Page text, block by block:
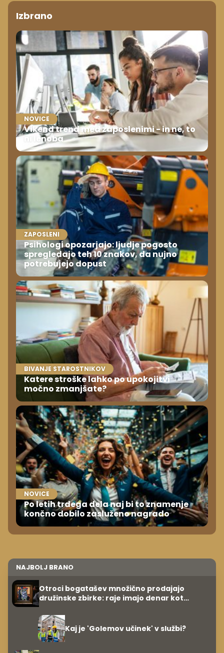
Izbrano
NOVICE
Vikend trend med zaposlenimi - in ne, to
ni lenoba
ZAPOSLENI
Psihologi opozarjajo: ljudje pogosto
spregledajo teh 10 znakov, da nujno
potrebujejo dopust
BIVANJE STAROSTNIKOV
Katere stroške lahko po upokojitvi
močno zmanjšate?
NOVICE
Po letih trdega dela naj bi to znamenje
končno dobilo zasluženo nagrado
NAJBOLJ BRANO
Otroci bogatašev množično prodajajo
družinske zbirke: raje imajo denar kot
Kaj je 'Golemov učinek' v službi?